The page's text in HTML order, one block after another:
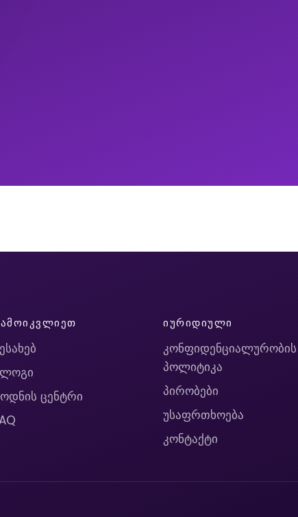
ცენტრი
ᲘᲣᲠᲘᲓᲘᲣᲚᲘ
კონფიდენციალურობის
პოლიტიკა
პირობები
უსაფრთხოება
კონტაქტი